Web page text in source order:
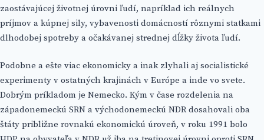
zaostávajúcej životnej úrovni ľudí, napríklad ich reálnych
príjmov a kúpnej sily, vybavenosti domácností rôznymi statkami
dlhodobej spotreby a očakávanej strednej dĺžky života ľudí.
Podobne a ešte viac ekonomicky a inak zlyhali aj socialistické
experimenty v ostatných krajinách v Európe a inde vo svete.
Dobrým príkladom je Nemecko. Kým v čase rozdelenia na
západonemeckú SRN a východonemeckú NDR dosahovali oba
štáty približne rovnakú ekonomickú úroveň, v roku 1991 bolo